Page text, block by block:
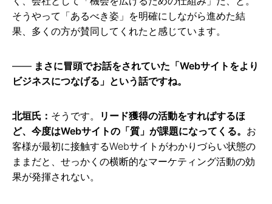
そうやって「あるべき姿」を明確にしながら進めた結
果、多くの方が賛同してくれたと感じています。
まさに冒頭でお話をされていた「Webサイトをより
ビジネスにつなげる」という話ですね。
北垣氏： そうです。
リード獲得の活動をすればするほ
ど、今度はWebサイトの「質」が課題になってくる。 お
客様が最初に接触するWebサイトがわかりづらい状態の
ままだと、せっかくの横断的なマーケティング活動の効
果が発揮されない。